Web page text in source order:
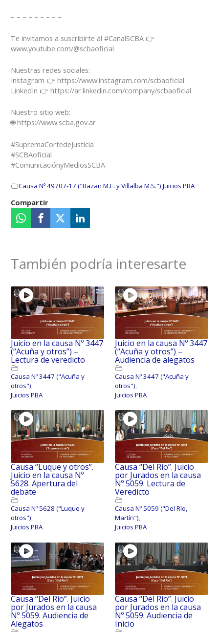
– – – – – – – – –
Te invitamos a suscribirte al #CanalSCBA 👉
www.youtube.com/@scbaoficial
Nuestras redes sociales:
Instagram 👉 https://www.instagram.com/scbaoficial
LinkedIn 👉 https://ar.linkedin.com/company/scbaoficial
Nuestro sitio web:
🌐 https://www.scba.gov.ar
#SupremaCortedeJusticia
#SCBAoficial
#ComunicaciónyMediosSCBA
Causa Nº 49707-17 ("Bazan M.E. y Villalba M.S."),Juicios PBA
Juicio en la causa Nº 3447
(“Acuña y otros”) –
Lectura de veredicto
Causa Nº 3447 ("Acuña y
otros")
Juicios PBA
Juicio en la causa Nº 3447
(“Acuña y otros”) –
Audiencia de alegatos
Causa Nº 3447 ("Acuña y
otros")
Juicios PBA
Causa “Luque y otros”.
Juicio en la causa Nº
5628. Apertura del
debate
Causa Nº 5628 ("Luque y
otros"),
Juicios PBA
Causa “Del Río”. Juicio
por Jurados en la causa
Nº 5059. Lectura de
Veredicto
Causa Nº 5059 ("Del Río,
Martín"),
Juicios PBA
Causa “Del Río”. Juicio
por Jurados en la causa
Nº 5059. Audiencia de
Alegatos
Causa “Del Río”. Juicio
por Jurados en la causa
Nº 5059. Audiencia de
Inicio